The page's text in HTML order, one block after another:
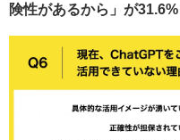
険性があるから」が31.6%